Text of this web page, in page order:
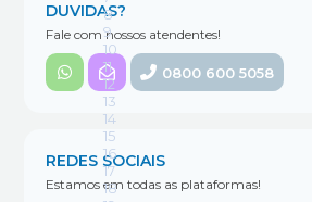
DUVIDAS?
Fale com nossos atendentes!
0800 600 5058
REDES SOCIAIS
Estamos em todas as plataformas!